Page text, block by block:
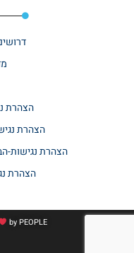
הצהרת
הצהרת
הצהרת נגישות-
הצהרת
by PEOPLE